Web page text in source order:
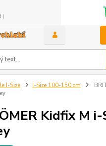
I-Size I-Size 100-150 cm
Kidfix M i-